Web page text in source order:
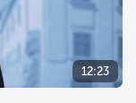
12:23